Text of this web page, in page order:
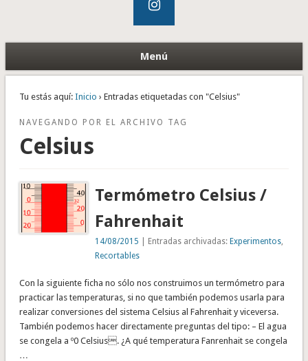
Menú
Tu estás aquí: Inicio › Entradas etiquetadas con "Celsius"
NAVEGANDO POR EL ARCHIVO TAG
Celsius
Termómetro Celsius /
Fahrenhait
14/08/2015 | Entradas archivadas:Experimentos
Recortables
Con la siguiente ficha no sólo nos construimos un termómetro para
practicar las temperaturas, si no que también podemos usarla para
realizar conversiones del sistema Celsius al Fahrenhait y viceversa.
También podemos hacer directamente preguntas del tipo: – El agua
se congela a º0 Celsius. ¿A qué temperatura Fanrenhait se congela
…